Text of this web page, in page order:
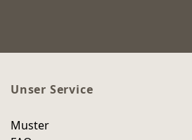
Unser Service
Muster